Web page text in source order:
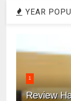
YEAR
1
Review